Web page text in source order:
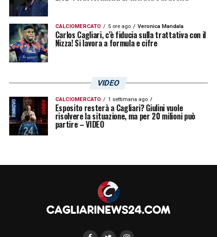
CALCIOMERCATO 5 ore ago Veronica Mandala
Carlos Cagliari, c’è fiducia sulla trattativa con il
Nizza! Si lavora a formula e cifre
VIDEO
CALCIOMERCATO 1 settimana ago
Esposito resterà a Cagliari? Giulini vuole
risolvere la situazione, ma per 20 milioni può
partire – VIDEO